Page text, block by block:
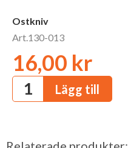
Ostkniv
Art.130-013
16,00 kr